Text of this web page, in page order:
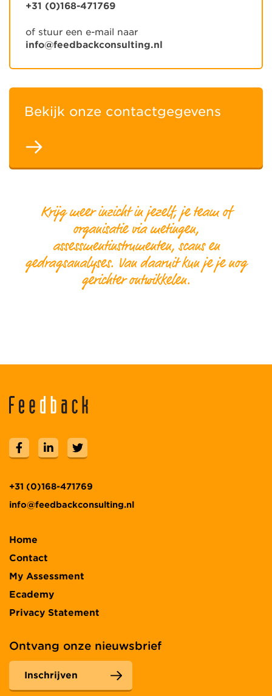
+31 (0)168-471769
of stuur een e-mail naar
info@feedbackconsulting.nl
Bekijk onze contactgegevens
Krijg meer inzicht in jezelf, je team of
organisatie via metingen,
assessmentinstrumenten, scans en
gedragsanalyses. Van daaruit kun je je nog
gerichter ontwikkelen.
+31 (0)168-471769
info@feedbackconsulting.nl
Home
Contact
My Assessment
Ecademy
Privacy Statement
Ontvang onze nieuwsbrief
Inschrijven